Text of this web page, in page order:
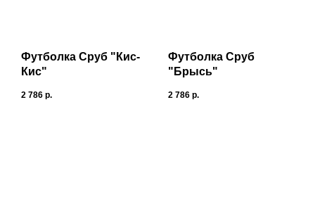
Футболка Сруб "Кис-
Кис"
2 786 р.
Футболка Сруб
"Брысь"
2 786 р.